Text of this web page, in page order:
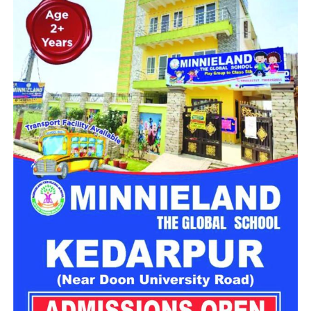
अचानक अनियंत्रित होकर गहरी खाई में जा गिरा। हादसे की सूचना मिलते
ही प्रशासन ने तत्काल राहत एवं बचाव अभियान शुरू कराया।
दर्दनाक हादसे में दो लोगों की मौके पर ही मौत
मिली जानकारी के अनुसार, जिला आपातकालीन परिचालन केंद्र को रात
करीब 8:43 बजे दुर्घटना की सूचना प्राप्त हुई। बताया गया कि वाहन संख्या
UK13CA0826 तरसाली के समीप संतुलन खो बैठा और सैकड़ों फीट
गहरी खाई में जा गिरा।
सूचना मिलते ही एसडीआरएफ, एनडीआरएफ, स्थानीय पुलिस और 108
एम्बुलेंस की संयुक्त टीम मौके पर पहुंची। दुर्गम इलाके में कई घंटों तक चले
रेस्क्यू ऑपरेशन के दौरान राहत दल ने खाई में गिरे डंपर तक पहुंचकर दोनों
लोगों को बाहर निकालने का प्रयास किया।